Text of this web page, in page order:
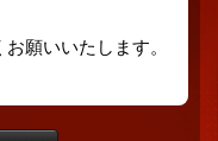
願いいたします。